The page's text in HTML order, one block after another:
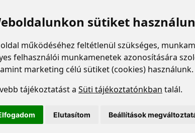
sütiket
működéséhez feltétlenül szükséges,
felhasználói munkamenetek azonosítására
marketing célú sütiket (cookies) használunk.
tájékoztatást a Süti tájékoztatónkban talál.
Elutasítom Beállítások
info@mprx.hu
Kapcsolat